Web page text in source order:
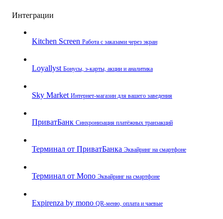
Интеграции
Kitchen Screen Работа с заказами через экран
Loyallyst Бонусы, э‑карты, акции и аналитика
Sky Market Интернет‑магазин для вашего заведения
ПриватБанк Синхронизация платёжных транзакций
Терминал от ПриватБанка Эквайринг на смартфоне
Терминал от Mono Эквайринг на смартфоне
Expirenza by mono QR‑меню, оплата и чаевые